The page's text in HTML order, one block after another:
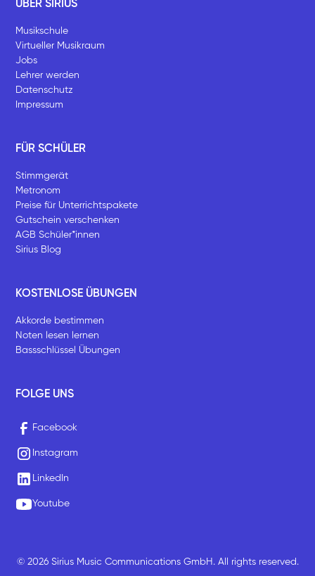
ÜBER SIRIUS
Musikschule
Virtueller Musikraum
Jobs
Lehrer werden
Datenschutz
Impressum
FÜR SCHÜLER
Stimmgerät
Metronom
Preise für Unterrichtspakete
Gutschein verschenken
AGB Schüler*innen
Sirius Blog
KOSTENLOSE ÜBUNGEN
Akkorde bestimmen
Noten lesen lernen
Bassschlüssel Übungen
FOLGE UNS
Facebook
Instagram
LinkedIn
Youtube
© 2026 Sirius Music Communications GmbH. All rights reserved.